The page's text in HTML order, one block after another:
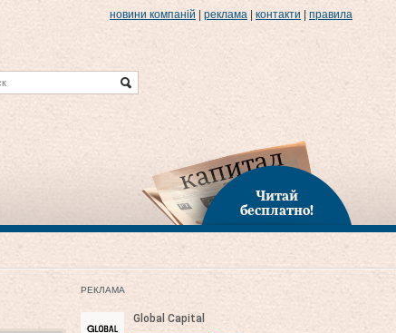
новини компаній реклама контакти правила
Читай
бесплатно!
РЕКЛАМА